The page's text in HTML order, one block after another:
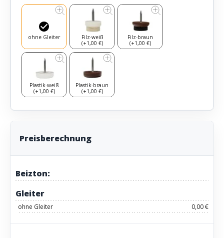
ohne Gleiter
Filz-weiß
(+1,00 €)
Filz-braun
(+1,00 €)
Plastik-weiß
(+1,00 €)
Plastik-braun
(+1,00 €)
Preisberechnung
Beizton:
Gleiter
ohne Gleiter 0,00 €